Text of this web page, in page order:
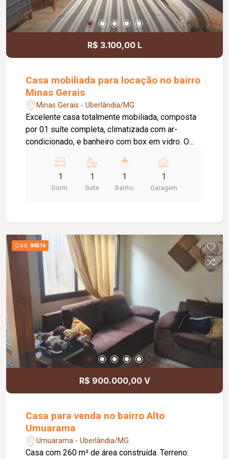
R$ 3.100,00 L
Casa mobiliada para locação no bairro
Minas Gerais
Minas Gerais - Uberlândia/MG
Excelente casa totalmente mobiliada, composta
por 01 suíte completa, climatizada com ar-
condicionado, e banheiro com box em vidro. O
ampla área de serviço com teto retrátil, porteiro
eletrônico, portão eletrônico, sistema de
monitoramento e 01 vaga de garagem,
1
Dorm.
1
Suite
1
Banho
1
Garagem
Cód. 84516
R$ 900.000,00 V
Casa para venda no bairro Alto
Umuarama
Umuarama - Uberlândia/MG
Casa com 260 m² de área construída. Terreno: